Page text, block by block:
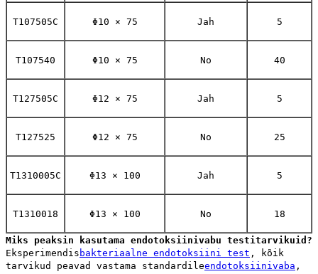
T107505C Φ10 × 75 Jah 5
T107540 Φ10 × 75 No 40
T127505C Φ12 × 75 Jah 5
T127525 Φ12 × 75 No 25
T1310005C Φ13 × 100 Jah 5
T1310018 Φ13 × 100 No 18
Miks peaksin kasutama endotoksiinivabu testitarvikuid?
Eksperimendis bakteriaalne endotoksiini test , kõik
tarvikud peavad vastama standardileendotoksiinivaba ,